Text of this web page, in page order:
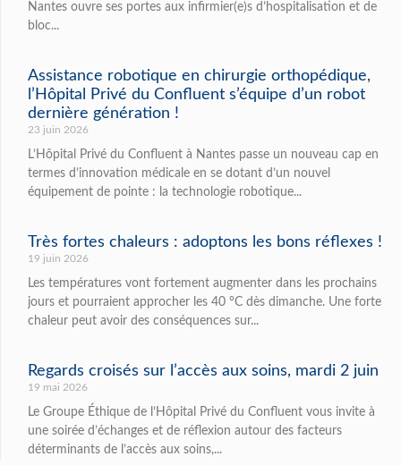
Nantes ouvre ses portes aux infirmier(e)s d’hospitalisation et de
bloc...
Assistance robotique en chirurgie orthopédique,
l’Hôpital Privé du Confluent s’équipe d’un robot
dernière génération !
23 juin 2026
L’Hôpital Privé du Confluent à Nantes passe un nouveau cap en
termes d’innovation médicale en se dotant d’un nouvel
équipement de pointe : la technologie robotique...
Très fortes chaleurs : adoptons les bons réflexes !
19 juin 2026
Les températures vont fortement augmenter dans les prochains
jours et pourraient approcher les 40 °C dès dimanche. Une forte
chaleur peut avoir des conséquences sur...
Regards croisés sur l’accès aux soins, mardi 2 juin
19 mai 2026
Le Groupe Éthique de l’Hôpital Privé du Confluent vous invite à
une soirée d’échanges et de réflexion autour des facteurs
déterminants de l’accès aux soins,...